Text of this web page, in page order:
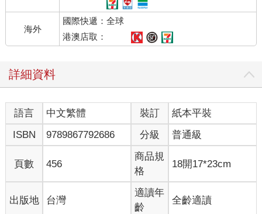
海外
國際快遞：全球
港澳店取：
詳細資料
語言 中文繁體 裝訂
紙本平裝
ISBN
9789867792686 分級 普通級
頁數 456
商品規
格
18開17*23cm
出版地 台灣
適讀年
齡
全齡適讀